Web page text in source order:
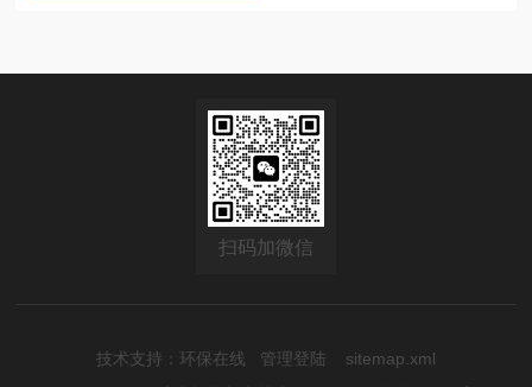
扫码加微信
技术支持： 环保在线 管理登陆
sitemap.xml